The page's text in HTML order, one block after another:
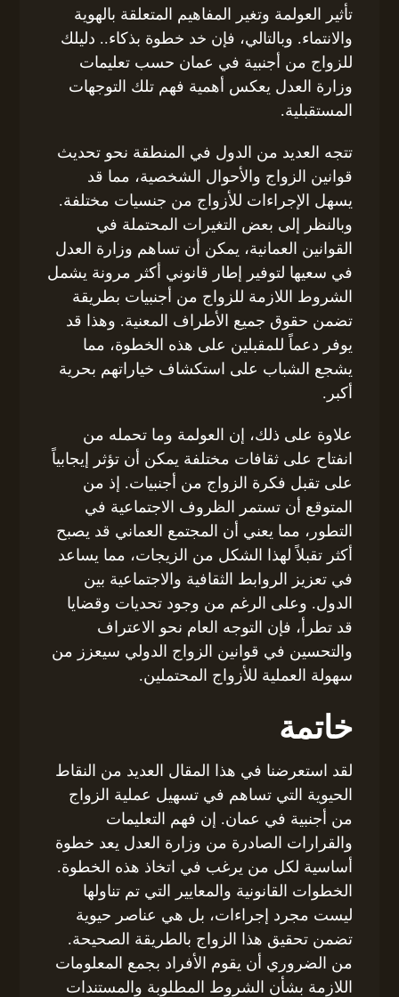
تأثير العولمة وتغير المفاهيم المتعلقة بالهوية
والانتماء. وبالتالي، فإن خد خطوة بذكاء.. دليلك
للزواج من أجنبية في عمان حسب تعليمات
وزارة العدل يعكس أهمية فهم تلك التوجهات
المستقبلية.
تتجه العديد من الدول في المنطقة نحو تحديث
قوانين الزواج والأحوال الشخصية، مما قد
يسهل الإجراءات للأزواج من جنسيات مختلفة.
وبالنظر إلى بعض التغيرات المحتملة في
القوانين العمانية، يمكن أن تساهم وزارة العدل
في سعيها لتوفير إطار قانوني أكثر مرونة يشمل
الشروط اللازمة للزواج من أجنبيات بطريقة
تضمن حقوق جميع الأطراف المعنية. وهذا قد
يوفر دعماً للمقبلين على هذه الخطوة، مما
يشجع الشباب على استكشاف خياراتهم بحرية
أكبر.
علاوة على ذلك، إن العولمة وما تحمله من
انفتاح على ثقافات مختلفة يمكن أن تؤثر إيجابياً
على تقبل فكرة الزواج من أجنبيات. إذ من
المتوقع أن تستمر الظروف الاجتماعية في
التطور، مما يعني أن المجتمع العماني قد يصبح
أكثر تقبلاً لهذا الشكل من الزيجات، مما يساعد
في تعزيز الروابط الثقافية والاجتماعية بين
الدول. وعلى الرغم من وجود تحديات وقضايا
قد تطرأ، فإن التوجه العام نحو الاعتراف
والتحسين في قوانين الزواج الدولي سيعزز من
سهولة العملية للأزواج المحتملين.
خاتمة
لقد استعرضنا في هذا المقال العديد من النقاط
الحيوية التي تساهم في تسهيل عملية الزواج
من أجنبية في عمان. إن فهم التعليمات
والقرارات الصادرة من وزارة العدل يعد خطوة
أساسية لكل من يرغب في اتخاذ هذه الخطوة.
الخطوات القانونية والمعايير التي تم تناولها
ليست مجرد إجراءات، بل هي عناصر حيوية
تضمن تحقيق هذا الزواج بالطريقة الصحيحة.
من الضروري أن يقوم الأفراد بجمع المعلومات
اللازمة بشأن الشروط المطلوبة والمستندات